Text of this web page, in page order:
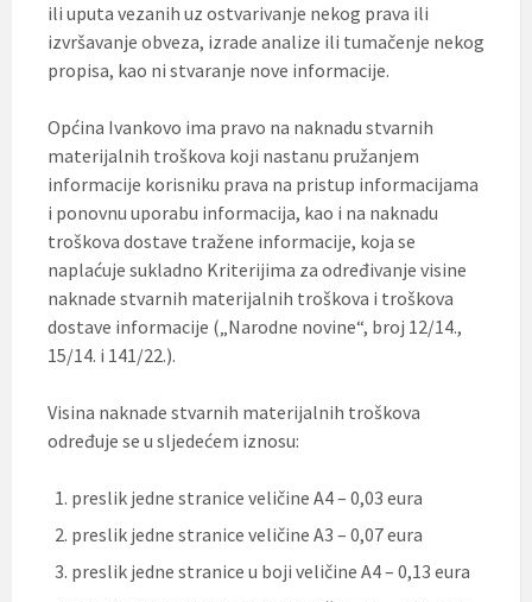
ili uputa vezanih uz ostvarivanje nekog prava ili
izvršavanje obveza, izrade analize ili tumačenje nekog
propisa, kao ni stvaranje nove informacije.
Općina Ivankovo ima pravo na naknadu stvarnih
materijalnih troškova koji nastanu pružanjem
informacije korisniku prava na pristup informacijama
i ponovnu uporabu informacija, kao i na naknadu
troškova dostave tražene informacije, koja se
naplaćuje sukladno Kriterijima za određivanje visine
naknade stvarnih materijalnih troškova i troškova
dostave informacije („Narodne novine“, broj 12/14.,
15/14. i 141/22.).
Visina naknade stvarnih materijalnih troškova
određuje se u sljedećem iznosu:
preslik jedne stranice veličine A4 – 0,03 eura
preslik jedne stranice veličine A3 – 0,07 eura
preslik jedne stranice u boji veličine A4 – 0,13 eura